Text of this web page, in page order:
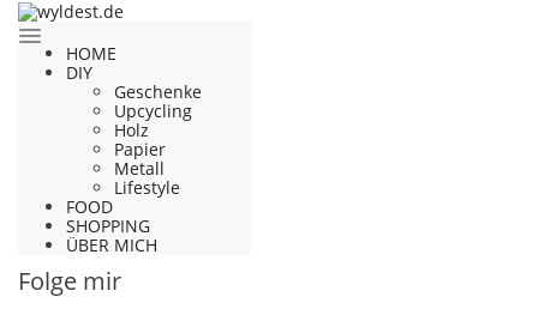
HOME
DIY
Geschenke
Upcycling
Holz
Papier
Metall
Lifestyle
FOOD
SHOPPING
ÜBER MICH
Folge mir